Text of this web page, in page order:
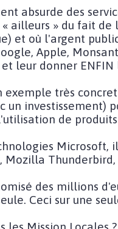
absurde des
ailleurs » du fait
et où l'argent
Apple,
leur donner
exemple très
un investissement)
de
des millions
Ceci sur une